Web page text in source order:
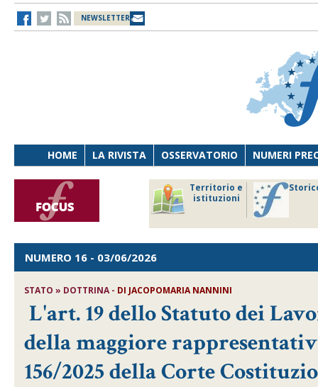
NEWSLETTER
HOME LA RIVISTA OSSERVATORIO NUMERI
Territorio e
istituzioni
NUMERO 16 - 03/06/2026
STATO » DOTTRINA - DI JACOPOMARIA NANNINI
L'art. 19 dello Statuto dei
della maggiore
156/2025 della Corte